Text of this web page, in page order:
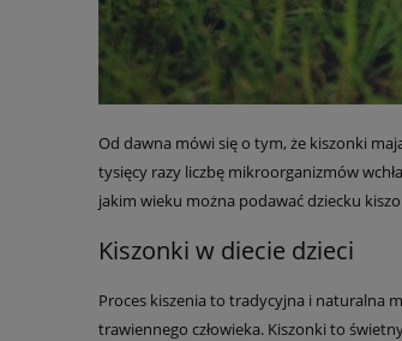
Od dawna mówi się o tym, że kiszonki
tysięcy razy liczbę mikroorganizmów
jakim wieku można podawać dziecku
Kiszonki w diecie dzieci
Proces kiszenia to tradycyjna i naturalna
trawiennego człowieka. Kiszonki to